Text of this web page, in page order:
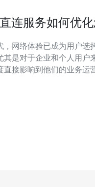
连服务如何优
，网络体验已成为用户选
其是对于企业和个人用户
直接影响到他们的业务运
CN2直连服务凭借其卓